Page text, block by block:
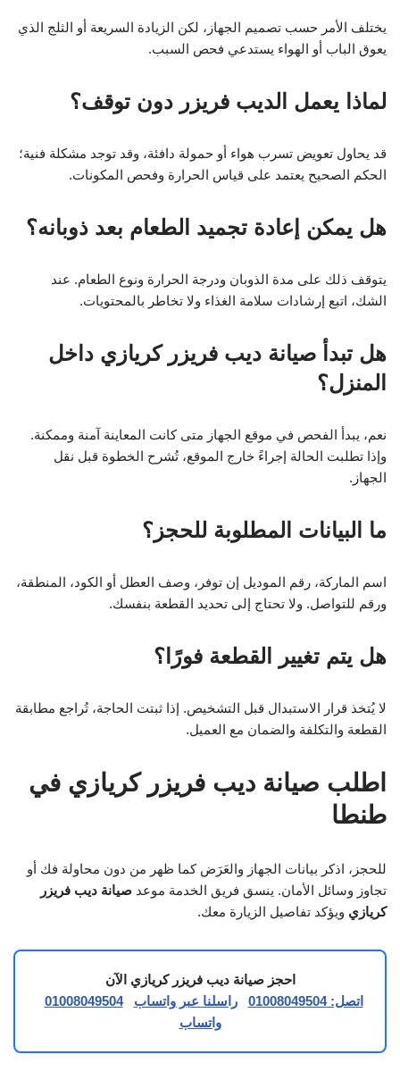
يختلف الأمر حسب تصميم الجهاز، لكن الزيادة السريعة أو الثلج الذي
يعوق الباب أو الهواء يستدعي فحص السبب.
لماذا يعمل الديب فريزر دون توقف؟
قد يحاول تعويض تسرب هواء أو حمولة دافئة، وقد توجد مشكلة فنية؛
الحكم الصحيح يعتمد على قياس الحرارة وفحص المكونات.
هل يمكن إعادة تجميد الطعام بعد ذوبانه؟
يتوقف ذلك على مدة الذوبان ودرجة الحرارة ونوع الطعام. عند
الشك، اتبع إرشادات سلامة الغذاء ولا تخاطر بالمحتويات.
هل تبدأ صيانة ديب فريزر كريازي داخل
المنزل؟
نعم، يبدأ الفحص في موقع الجهاز متى كانت المعاينة آمنة وممكنة.
وإذا تطلبت الحالة إجراءً خارج الموقع، تُشرح الخطوة قبل نقل
الجهاز.
ما البيانات المطلوبة للحجز؟
اسم الماركة، رقم الموديل إن توفر، وصف العطل أو الكود، المنطقة،
ورقم للتواصل. ولا تحتاج إلى تحديد القطعة بنفسك.
هل يتم تغيير القطعة فورًا؟
لا يُتخذ قرار الاستبدال قبل التشخيص. إذا ثبتت الحاجة، تُراجع مطابقة
القطعة والتكلفة والضمان مع العميل.
اطلب صيانة ديب فريزر كريازي في
طنطا
للحجز، اذكر بيانات الجهاز والعَرَض كما ظهر من دون محاولة فك أو
تجاوز وسائل الأمان. ينسق فريق الخدمة موعد صيانة ديب فريزر
كريازي ويؤكد تفاصيل الزيارة معك.
احجز صيانة ديب فريزر كريازي الآن
اتصل: 01008049504
راسلنا عبر واتساب
01008049504
واتساب